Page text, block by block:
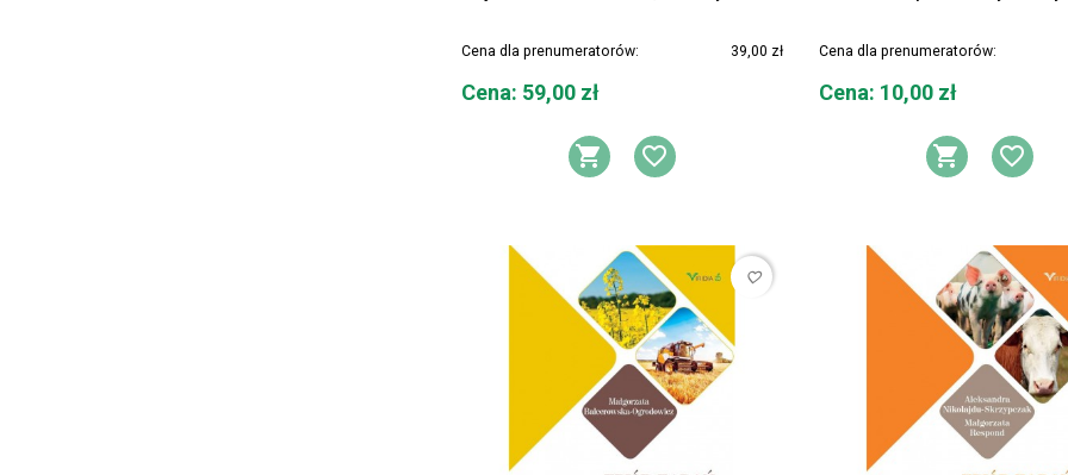
Cena dla prenumeratorów: 39,00 zł
Cena
Cena: 59,00 zł
DODAJ DO KOSZYKA
DODAJ DO LISTY ŻYCZEŃ
Cena dla prenumeratorów:
Cena
Cena: 10,00 zł
DODAJ
favorite_border